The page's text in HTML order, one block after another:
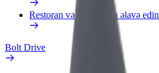
Restoran və ya mağaza əlavə edin
Bolt Drive